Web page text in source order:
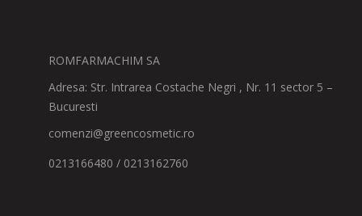
ROMFARMACHIM SA
Adresa: Str. Intrarea Costache Negri , Nr. 11 sector 5 –
Bucuresti
comenzi@greencosmetic.ro
0213166480 / 0213162760